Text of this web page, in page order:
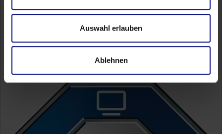
Auswahl erlauben
Ablehnen
Partner Portal